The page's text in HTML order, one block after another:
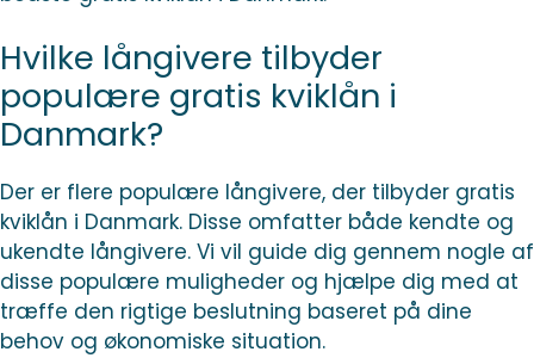
Hvilke långivere tilbyder
populære gratis kviklån i
Danmark?
Der er flere populære långivere, der tilbyder gratis
kviklån i Danmark. Disse omfatter både kendte og
ukendte långivere. Vi vil guide dig gennem nogle af
disse populære muligheder og hjælpe dig med at
træffe den rigtige beslutning baseret på dine
behov og økonomiske situation.